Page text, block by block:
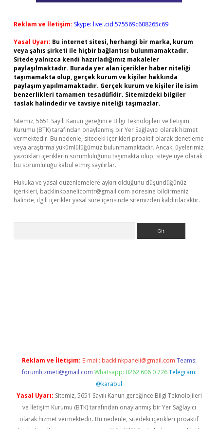
Reklam ve İletişim: Skype: live:.cid.575569c608265c69
Yasal Uyarı: Bu internet sitesi, herhangi bir marka, kurum
veya şahıs şirketi ile hiçbir bağlantısı bulunmamaktadır.
Sitede yalnızca kendi hazırladığımız makaleler
paylaşılmaktadır. Burada yer alan içerikler haber niteliği
taşımamakta olup, gerçek kurum ve kişiler hakkında
paylaşım yapılmamaktadır. Gerçek kurum ve kişiler ile isim
benzerlikleri tamamen tesadüfidir. Sitemizdeki bilgiler
taslak halindedir ve tavsiye niteliği taşımazlar.
Sitemiz, 5651 Sayılı Kanun gereğince Bilgi Teknolojileri ve İletişim
Kurumu (BTK) tarafından onaylanmış bir Yer Sağlayıcı olarak hizmet
vermektedir. Bu nedenle, sitedeki içerikleri proaktif olarak denetleme
veya araştırma yükümlülüğümüz bulunmamaktadır. Ancak, üyelerimiz
yazdıkları içeriklerin sorumluluğunu taşımakta olup, siteye üye olarak
bu sorumluluğu kabul etmiş sayılırlar.
Hukuka ve yasal düzenlemelere aykırı olduğunu düşündüğünüz
içerikleri, backlinkpanelicomtr@gmail.com adresine bildirmeniz
halinde, ilgili içerikler yasal süre içerisinde sitemizden kaldırılacaktır.
Reklam ve İletişim: E-mail: backlinkpaneli@gmail.com Teams:
forumhizmeti@gmail.com Whatsapp: 0262 606 0 726 Telegram:
@karabul
Yasal Uyarı: Sitemiz, 5651 Sayılı Kanun gereğince Bilgi Teknolojileri
ve İletişim Kurumu (BTK) tarafından onaylanmış bir Yer Sağlayıcı
olarak hizmet vermektedir. Bu nedenle, sitedeki içerikleri proaktif